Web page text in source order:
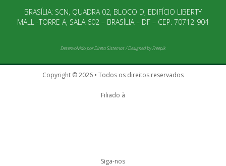
BRASÍLIA: SCN, QUADRA 02, BLOCO D, EDIFÍCIO LIBERTY
MALL -TORRE A, SALA 602 – BRASÍLIA – DF – CEP: 70712-904
Desenvolvido porDireta Sistemas/Designed by Freepik
Copyright © 2026 • Todos os direitos reservados
Filiado à
Siga-nos